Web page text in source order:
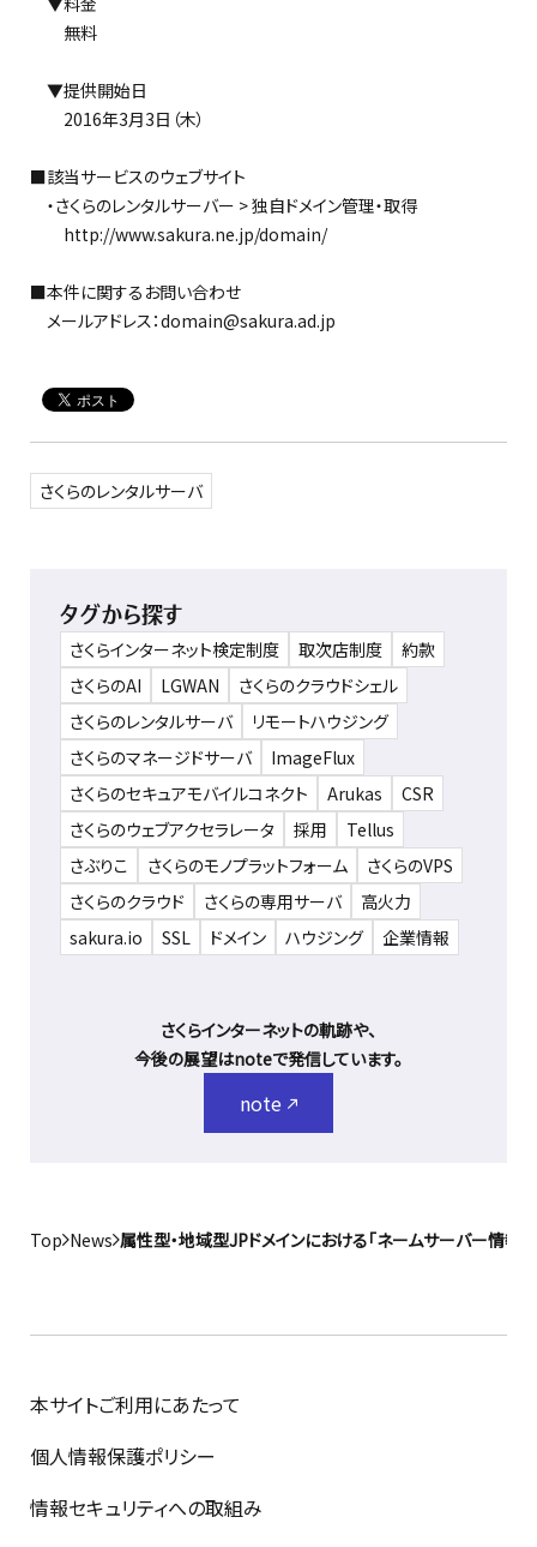
無料
▼提供開始日
2016年3月3日（木）
■該当サービスのウェブサイト
・さくらのレンタルサーバー > 独自ドメイン管理・取得
http://www.sakura.ne.jp/domain/
■本件に関するお問い合わせ
メールアドレス：domain@sakura.ad.jp
さくらのレンタルサーバ
タグから探す
さくらインターネット検定制度 取次店制度
約款
さくらのAI
LGWAN
さくらのクラウドシェル
さくらのレンタルサーバ
リモートハウジング
さくらのマネージドサーバ
ImageFlux
さくらのセキュアモバイルコネクト
Arukas
CSR
さくらのウェブアクセラレータ
採用
Tellus
さぶりこ
さくらのモノプラットフォーム
さくらのVPS
さくらのクラウド
さくらの専用サーバ
高火力
sakura.io
SSL ドメイン ハウジング 企業情報
さくらインターネットの軌跡や、
今後の展望はnoteで発信しています。
note
Top News 属性型・地域型JPドメインにおける「ネームサーバー情報
本サイトご利用にあたって
個人情報保護ポリシー
情報セキュリティへの取組み